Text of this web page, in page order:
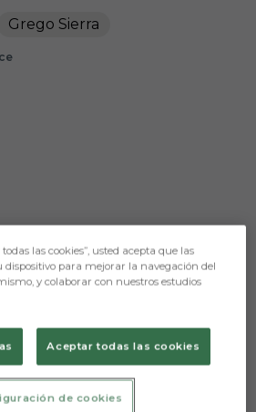
Grego Sierra
el primero!
del miércoles, nuestro
sufrió molestias en la cara
izquierdo.
las cookies”, usted acepta que las
dispositivo para mejorar la navegación del
y colaborar con nuestros estudios
Aceptar todas las cookies
de cookies